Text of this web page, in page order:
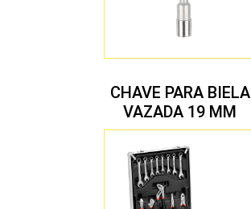
CHAVE PARA BIELA
VAZADA 19 MM